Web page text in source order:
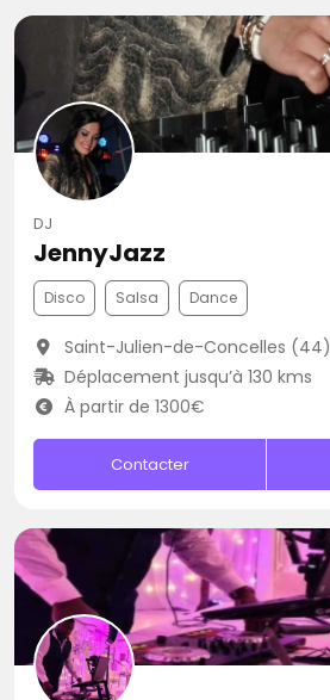
DJ
JennyJazz
Disco Salsa Dance
Saint-Julien-de-Concelles (44)
Déplacement jusqu’à 130 kms
À partir de 1300€
Contacter